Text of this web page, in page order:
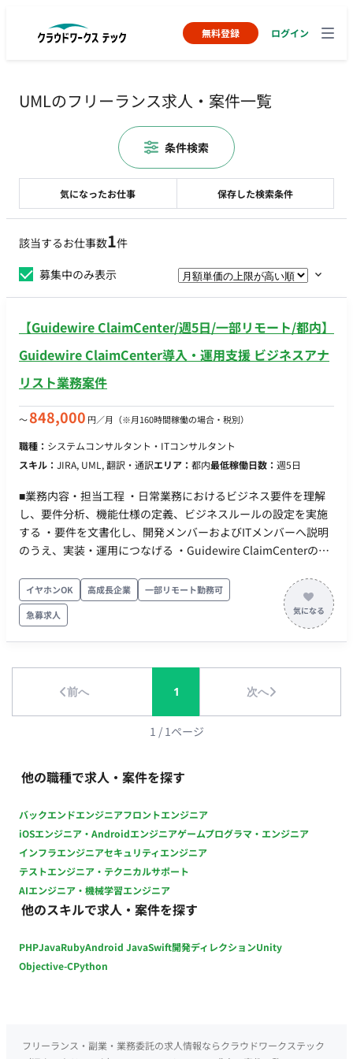
無料登録 ログイン
UMLのフリーランス求人・案件一覧
該当するお仕事数1件
募集中のみ表示
【Guidewire ClaimCenter/週5日/一部リモート/都内】
Guidewire ClaimCenter導入・運用支援 ビジネスアナ
リスト業務案件
〜848,000 円／月 （※月160時間稼働の場合・税別）
職種： システムコンサルタント・ITコンサルタント
スキル： JIRA, UML, 翻訳・通訳エリア： 都内最低稼働日数： 週5日
■業務内容・担当工程 ・日常業務におけるビジネス要件を理解
し、要件分析、機能仕様の定義、ビジネスルールの設定を実施
する ・要件を文書化し、開発メンバーおよびITメンバーへ説明
のうえ、実装・運用につなげる ・Guidewire ClaimCenterの標
クフローの最適化・高度化を推進する ・チーム横断でのディス
カッション、各種ミーティング、アジャイルイベントへ参加す
る（※ITチームは主に英語環境、一部バイリンガル環境） ・ソ
リューションの全体構想・設計を行い、業務要件に沿った実現
ファーを実施し、開発チームへの連携・展開を行う ・ビジネス
部門と技術部門の橋渡し役として連携し、包括的なソリューシ
ョンの実現を推進する ・日次／週次／月次レポートの作成、お
ナリスト：1名 ・IT開発メンバー：複数名（英語・バイリンガ
ル環境） ■開発環境 ・プログラミング： ・FW：Guidewire
リモート ・フレックス稼働：不可
イヤホンOK 高成長企業
一部リモート勤務可
急募求人
前へ 1 次へ
1 / 1ページ
他の職種で求人・案件を探す
バックエンドエンジニアフロントエンジニア
iOSエンジニア・Androidエンジニアゲームプログラマ・エンジニア
インフラエンジニアセキュリティエンジニア
テストエンジニア・テクニカルサポート
AIエンジニア・機械学習エンジニア
他のスキルで求人・案件を探す
PHPJavaRubyAndroid JavaSwift開発ディレクションUnity
Objective-CPython
気になったお仕事 保存した検索条件
条件検索
フリーランス・副業・業務委託の求人情報ならクラウドワークステック